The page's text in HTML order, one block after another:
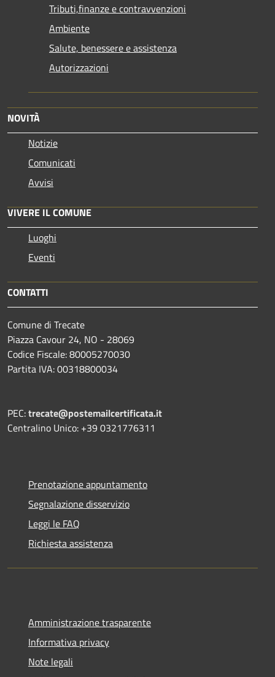
Tributi,finanze e contravvenzioni
Ambiente
Salute, benessere e assistenza
Autorizzazioni
NOVITÀ
Notizie
Comunicati
Avvisi
VIVERE IL COMUNE
Luoghi
Eventi
CONTATTI
Comune di Trecate
Piazza Cavour 24, NO - 28069
Codice Fiscale: 80005270030
Partita IVA: 00318800034
PEC:trecate@postemailcertificata.it
Centralino Unico: +39 0321776311
Prenotazione appuntamento
Segnalazione disservizio
Leggi le FAQ
Richiesta assistenza
Amministrazione trasparente
Informativa privacy
Note legali